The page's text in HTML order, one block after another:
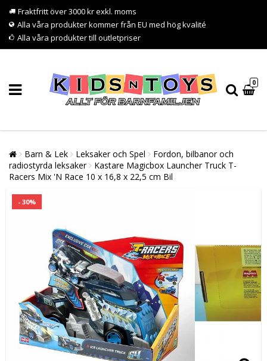
Fraktfritt över 3000 kr exkl. moms
Alla våra produkter kommer från EU med hög kvalité
Alla våra produkter till outletpriser
0
Barn & Lek Leksaker och Spel
Fordon, bilbanor och
radiostyrda leksaker
Kastare Magicbox Launcher Truck T-
Racers Mix 'N Race 10 x 16,8 x 22,5 cm Bil
- 30%